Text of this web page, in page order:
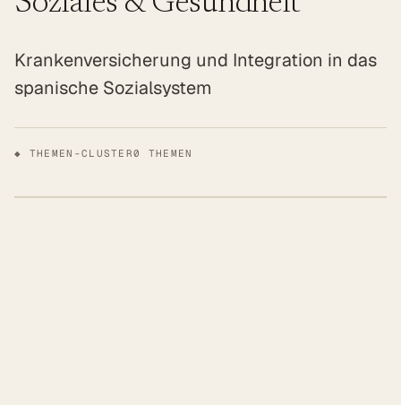
Krankenversicherung und Integration in das
spanische Sozialsystem
◆ THEMEN-CLUSTER0 THEMEN